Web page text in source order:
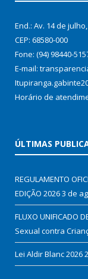
End.: Av. 14 de
CEP: 68580-000
Fone: (94) 98440-
E-mail:
Horário de
ÚLTIMAS
REGULAMENTO
EDIÇÃO 20263 de
FLUXO UNIFICADO
Sexual contra
Lei Aldir Blanc 2026